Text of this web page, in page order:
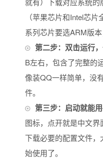
（苹果芯片和Intel芯
系列芯片要选ARM版本
第二步：双击运行
B左右，包含了完整的
像装QQ一样简单，没
件。
第三步：启动就能用
图标，点开就是中文
下载必要的配置文件
始使用了。